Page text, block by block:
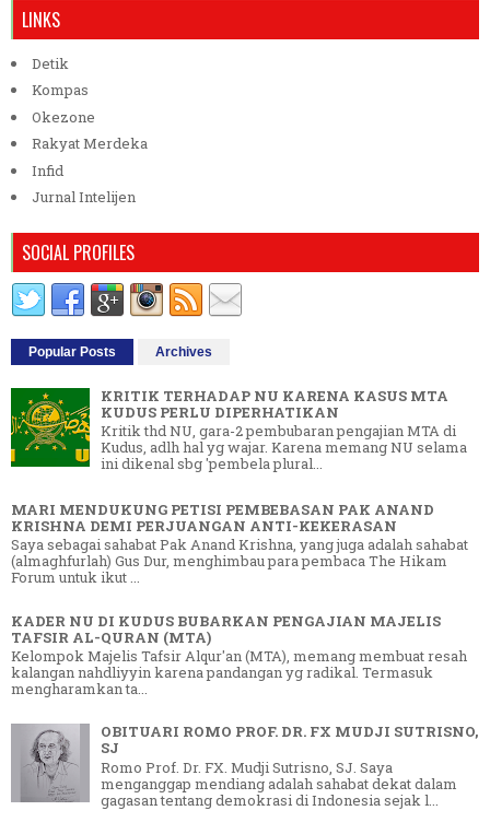
LINKS
Detik
Kompas
Okezone
Rakyat Merdeka
Infid
Jurnal Intelijen
SOCIAL PROFILES
Popular Posts Archives
KRITIK TERHADAP NU KARENA KASUS MTA
KUDUS PERLU DIPERHATIKAN
Kritik thd NU, gara-2 pembubaran pengajian MTA di
Kudus, adlh hal yg wajar. Karena memang NU selama
ini dikenal sbg 'pembela plural...
MARI MENDUKUNG PETISI PEMBEBASAN PAK ANAND
KRISHNA DEMI PERJUANGAN ANTI-KEKERASAN
Saya sebagai sahabat Pak Anand Krishna, yang juga adalah sahabat
(almaghfurlah) Gus Dur, menghimbau para pembaca The Hikam
Forum untuk ikut ...
KADER NU DI KUDUS BUBARKAN PENGAJIAN MAJELIS
TAFSIR AL-QURAN (MTA)
Kelompok Majelis Tafsir Alqur'an (MTA), memang membuat resah
kalangan nahdliyyin karena pandangan yg radikal. Termasuk
mengharamkan ta...
OBITUARI ROMO PROF. DR. FX MUDJI SUTRISNO,
SJ
Romo Prof. Dr. FX. Mudji Sutrisno, SJ. Saya
menganggap mendiang adalah sahabat dekat dalam
gagasan tentang demokrasi di Indonesia sejak l...